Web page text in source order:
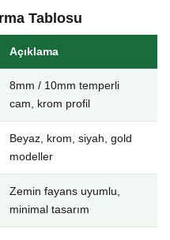
Tablosu
Açıklama
8mm / 10mm temperli
cam, krom profil
Beyaz, krom, siyah, gold
modeller
Zemin fayans uyumlu,
minimal tasarım